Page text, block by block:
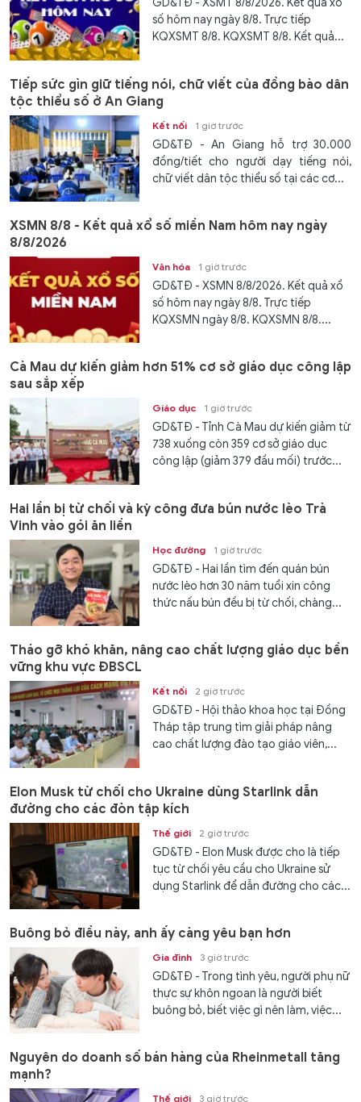
GD&TĐ - XSMT 8/8/2026. Kết quả xổ
số hôm nay ngày 8/8. Trực tiếp
KQXSMT 8/8. KQXSMT 8/8. Kết quả...
Tiếp sức gìn giữ tiếng nói, chữ viết của đồng bào dân
tộc thiểu số ở An Giang
Kết nối 1 giờ trước
GD&TĐ - An Giang hỗ trợ 30.000
đồng/tiết cho người dạy tiếng nói,
chữ viết dân tộc thiểu số tại các cơ...
XSMN 8/8 - Kết quả xổ số miền Nam hôm nay ngày
8/8/2026
Văn hóa 1 giờ trước
GD&TĐ - XSMN 8/8/2026. Kết quả xổ
số hôm nay ngày 8/8. Trực tiếp
KQXSMN ngày 8/8. KQXSMN 8/8....
Cà Mau dự kiến giảm hơn 51% cơ sở giáo dục công lập
sau sắp xếp
Giáo dục 1 giờ trước
GD&TĐ - Tỉnh Cà Mau dự kiến giảm từ
738 xuống còn 359 cơ sở giáo dục
công lập (giảm 379 đầu mối) trước...
Hai lần bị từ chối và kỳ công đưa bún nước lèo Trà
Vinh vào gói ăn liền
Học đường 1 giờ trước
GD&TĐ - Hai lần tìm đến quán bún
nước lèo hơn 30 năm tuổi xin công
thức nấu bún đều bị từ chối, chàng...
Tháo gỡ khó khăn, nâng cao chất lượng giáo dục bền
vững khu vực ĐBSCL
Kết nối 2 giờ trước
GD&TĐ - Hội thảo khoa học tại Đồng
Tháp tập trung tìm giải pháp nâng
cao chất lượng đào tạo giáo viên,...
Elon Musk từ chối cho Ukraine dùng Starlink dẫn
đường cho các đòn tập kích
Thế giới 2 giờ trước
GD&TĐ - Elon Musk được cho là tiếp
tục từ chối yêu cầu cho Ukraine sử
dụng Starlink để dẫn đường cho các...
Buông bỏ điều này, anh ấy càng yêu bạn hơn
Gia đình 3 giờ trước
GD&TĐ - Trong tình yêu, người phụ nữ
thực sự khôn ngoan là người biết
buông bỏ, biết việc gì nên làm, việc...
Nguyên do doanh số bán hàng của Rheinmetall tăng
mạnh?
Thế giới 3 giờ trước